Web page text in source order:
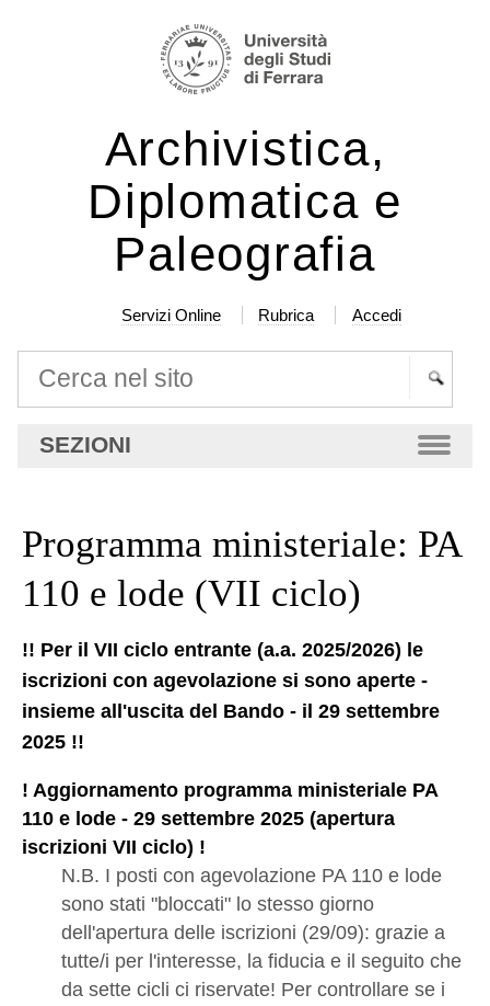
navigazione
Archivistica,
Diplomatica e
Paleografia
Servizi Online Rubrica Accedi
avanzata…
SEZIONI
Programma ministeriale: PA
110 e lode (VII ciclo)
!! Per il VII ciclo entrante (a.a. 2025/2026) le
iscrizioni con agevolazione si sono aperte -
insieme all'uscita del Bando - il 29 settembre
2025 !!
! Aggiornamento programma ministeriale PA
110 e lode - 29 settembre 2025 (apertura
iscrizioni VII ciclo) !
N.B. I posti con agevolazione PA 110 e lode
sono stati "bloccati" lo stesso giorno
dell'apertura delle iscrizioni (29/09): grazie a
tutte/i per l'interesse, la fiducia e il seguito che
da sette cicli ci riservate! Per controllare se i